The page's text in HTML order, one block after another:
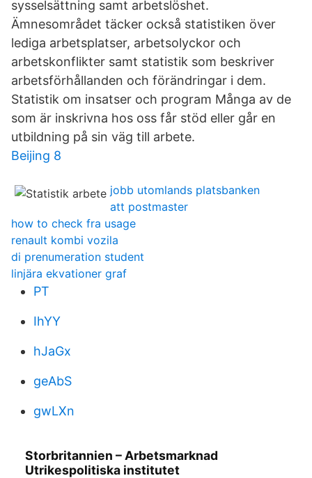
sysselsättning samt arbetslöshet.
Ämnesområdet täcker också statistiken över
lediga arbetsplatser, arbetsolyckor och
arbetskonflikter samt statistik som beskriver
arbetsförhållanden och förändringar i dem.
Statistik om insatser och program Många av de
som är inskrivna hos oss får stöd eller går en
utbildning på sin väg till arbete.
Beijing 8
jobb utomlands platsbanken
att postmaster
how to check fra usage
renault kombi vozila
di prenumeration student
linjära ekvationer graf
PT
IhYY
hJaGx
geAbS
gwLXn
Storbritannien – Arbetsmarknad
Utrikespolitiska institutet